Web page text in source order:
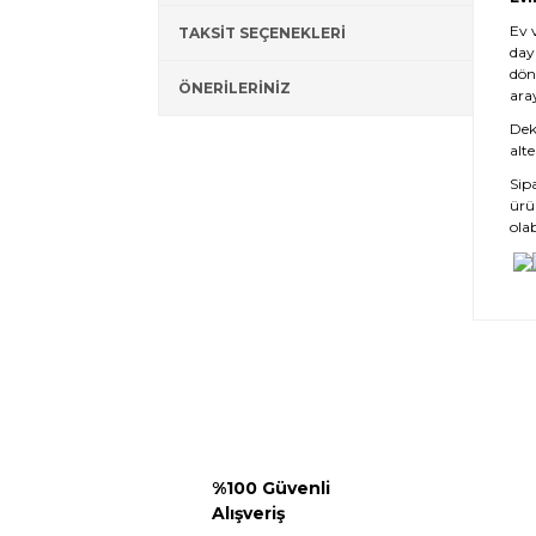
TAKSİT SEÇENEKLERİ
ÖNERİLERİNİZ
Ev
%100 Güvenli
Alışveriş